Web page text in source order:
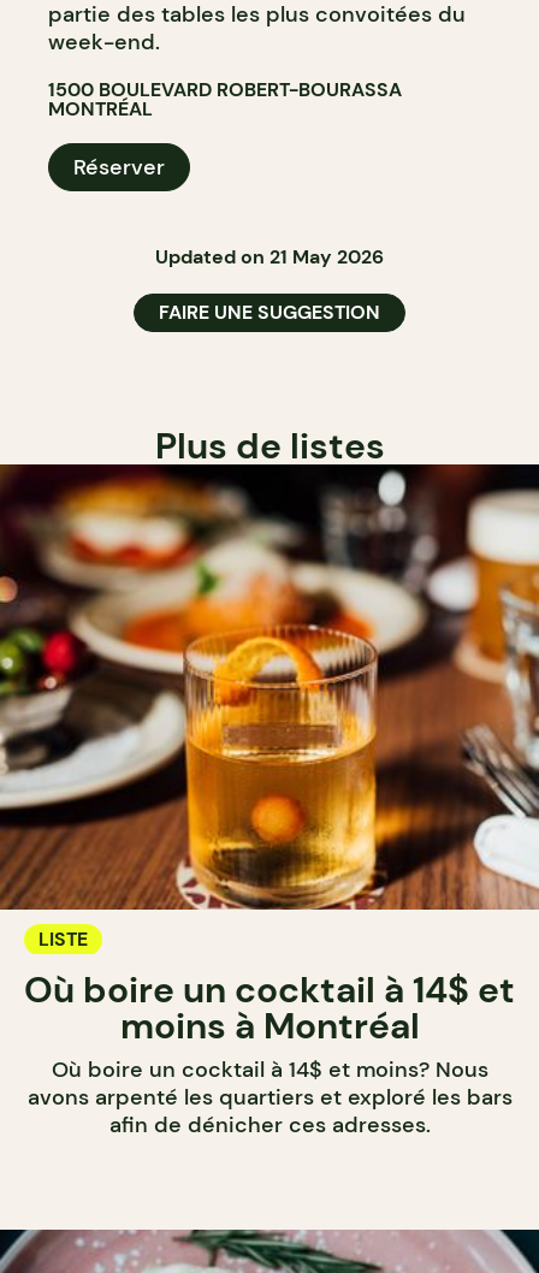
partie des tables les plus convoitées du
week-end.
1500 BOULEVARD ROBERT-BOURASSA
MONTRÉAL
Réserver
Updated on 21 May 2026
FAIRE UNE SUGGESTION
Plus de listes
LISTE
Où boire un cocktail à 14$ et
moins à Montréal
Où boire un cocktail à 14$ et moins? Nous
avons arpenté les quartiers et exploré les bars
afin de dénicher ces adresses.